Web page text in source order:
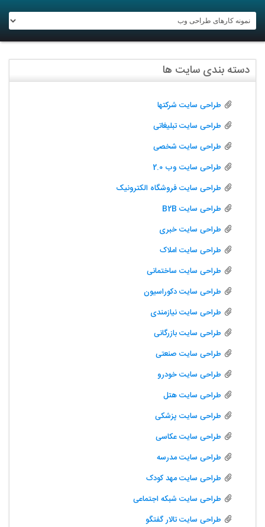
دسته بندی سایت ها
طراحی سایت شرکتها
طراحی سایت تبلیغاتی
طراحی سایت شخصی
طراحی سایت وب 2.0
طراحی سایت فروشگاه الکترونیک
طراحی سایت B2B
طراحی سایت خبری
طراحی سایت املاک
طراحی سایت ساختمانی
طراحی سایت دکوراسیون
طراحی سایت نیازمندی
طراحی سایت بازرگانی
طراحی سایت صنعتی
طراحی سایت خودرو
طراحی سایت هتل
طراحی سایت پزشکی
طراحی سایت عکاسی
طراحی سایت مدرسه
طراحی سایت مهد کودک
طراحی سایت شبکه اجتماعی
طراحی سایت تالار گفتگو